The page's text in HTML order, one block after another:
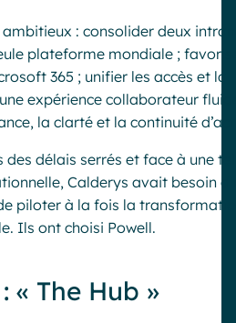
: consolider deux
plateforme mondiale ;
365 ; unifier les accès et la
expérience collaborateur
la clarté et la continuité
des délais serrés et face à une
Calderys avait besoin
piloter à la fois la
Ils ont choisi Powell.
« The Hub »